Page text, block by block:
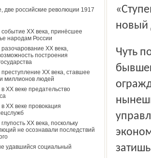
две российские революции 1917
ХХ века, принёсшее
народам России
ХХ века,
построения
ХХ века, ставшее
миллионов людей
ХХ веке предательство
ХХ веке провокация
ХХ века, поскольку
не осознавали последствий
удавшийся социальный
новый
Чуть поодаль сквозь поредевшие кроны «Липок» –